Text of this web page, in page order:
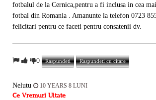
fotbalul de la Cernica,pentru a fi inclusa in cea
fotbal din Romania . Amanunte la telefon 0723
felicitari pentru ce faceti pentru consatenii dv.
0 Raspundeti Raspundeti cu citare
Nelutu 10 YEARS 8 LUNI
Ce Vremuri Uitate